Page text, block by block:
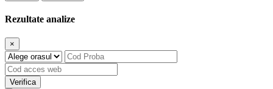
Rezultate analize
×
Verifica